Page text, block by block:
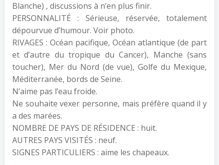
Blanche) , discussions à n’en plus finir.
PERSONNALITÉ : Sérieuse, réservée, totalement
dépourvue d’humour. Voir photo.
RIVAGES : Océan pacifique, Océan atlantique (de part
et d’autre du tropique du Cancer), Manche (sans
toucher), Mer du Nord (de vue), Golfe du Mexique,
Méditerranée, bords de Seine.
N’aime pas l’eau froide.
Ne souhaite vexer personne, mais préfère quand il y
a des marées.
NOMBRE DE PAYS DE RÉSIDENCE : huit.
AUTRES PAYS VISITÉS : neuf.
SIGNES PARTICULIERS : aime les chapeaux.